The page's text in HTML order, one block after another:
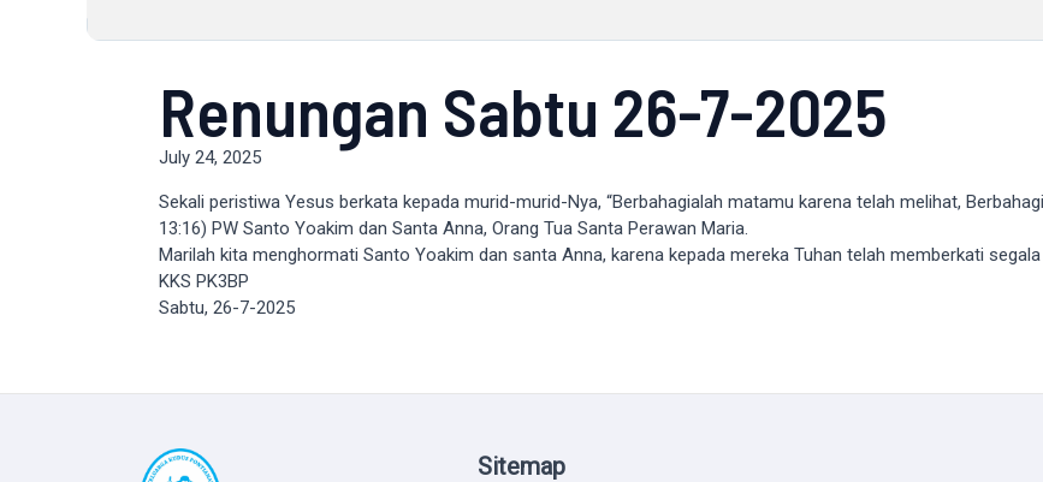
Renungan Sabtu 26-7-2025
July 24, 2025
Sekali peristiwa Yesus berkata kepada murid-murid-Nya, “Berbahagialah matamu karena telah melihat,
13:16) PW Santo Yoakim dan Santa Anna, Orang Tua Santa Perawan Maria.
Marilah kita menghormati Santo Yoakim dan santa Anna, karena kepada mereka Tuhan telah memberkati
KKS PK3BP
Sabtu, 26-7-2025
Sitemap